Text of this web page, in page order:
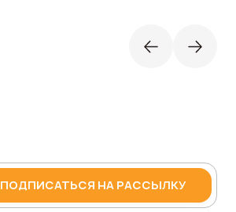
ПОДПИСАТЬСЯ НА РАССЫЛКУ